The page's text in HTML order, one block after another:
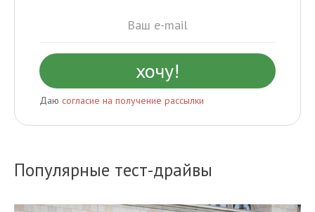
Даю согласие на получение рассылки
Популярные тест-драйвы